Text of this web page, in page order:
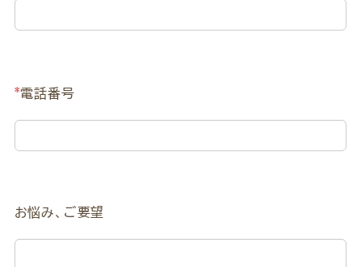
*電話番号
お悩み、ご要望